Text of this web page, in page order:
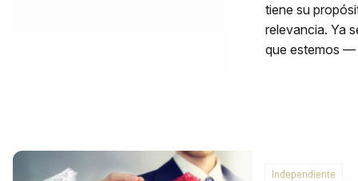
tiene su
relevancia. Ya
que estemos —
Independiente